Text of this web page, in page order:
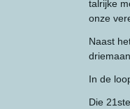
talrijke
onze
Naast
In de
Die